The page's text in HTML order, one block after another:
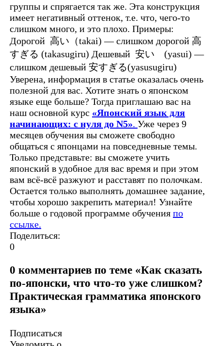
группы и спрягается так же. Эта конструкция
имеет негативный оттенок, т.е. что, чего-то
слишком много, и это плохо. Примеры:
Дорогой 高い（takai) — слишком дорогой 高
すぎる (takasugiru) Дешевый 安い (yasui) —
слишком дешевый 安すぎる(yasusugiru)
Уверена, информация в статье оказалась очень
полезной для вас. Хотите знать о японском
языке еще больше? Тогда приглашаю вас на
наш основной курс «Японский язык для
начинающих: с нуля до N5». Уже через 9
месяцев обучения вы сможете свободно
общаться с японцами на повседневные темы.
Только представьте: вы сможете учить
японский в удобное для вас время и при этом
вам всё-всё разжуют и расставят по полочкам.
Остается только выполнять домашнее задание,
чтобы хорошо закрепить материал! Узнайте
больше о годовой программе обучения по
ссылке.
Поделиться:
0
0 комментариев по теме «Как сказать
по-японски, что что-то уже слишком?
Практическая грамматика японского
языка»
Подписаться
Уведомить о